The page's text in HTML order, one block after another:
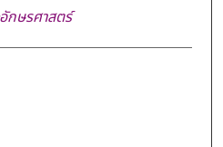
กษรศาสตร์